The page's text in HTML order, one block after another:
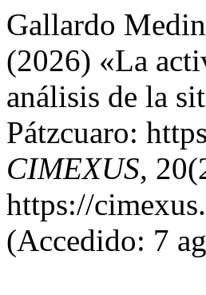
Gallardo
(2026) «La
análisis de la
Pátzcuaro:
CIMEXUS,
https://
(Accedido: 7